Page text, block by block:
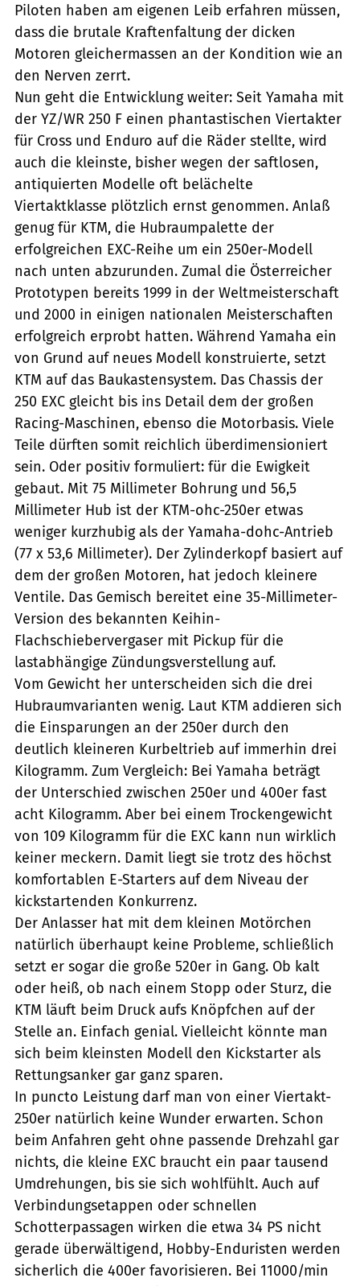
Piloten haben am eigenen Leib erfahren müssen,
dass die brutale Kraftenfaltung der dicken
Motoren gleichermassen an der Kondition wie an
den Nerven zerrt.
Nun geht die Entwicklung weiter: Seit Yamaha mit
der YZ/WR 250 F einen phantastischen Viertakter
für Cross und Enduro auf die Räder stellte, wird
auch die kleinste, bisher wegen der saftlosen,
antiquierten Modelle oft belächelte
Viertaktklasse plötzlich ernst genommen. Anlaß
genug für KTM, die Hubraumpalette der
erfolgreichen EXC-Reihe um ein 250er-Modell
nach unten abzurunden. Zumal die Österreicher
Prototypen bereits 1999 in der Weltmeisterschaft
und 2000 in einigen nationalen Meisterschaften
erfolgreich erprobt hatten. Während Yamaha ein
von Grund auf neues Modell konstruierte, setzt
KTM auf das Baukastensystem. Das Chassis der
250 EXC gleicht bis ins Detail dem der großen
Racing-Maschinen, ebenso die Motorbasis. Viele
Teile dürften somit reichlich überdimensioniert
sein. Oder positiv formuliert: für die Ewigkeit
gebaut. Mit 75 Millimeter Bohrung und 56,5
Millimeter Hub ist der KTM-ohc-250er etwas
weniger kurzhubig als der Yamaha-dohc-Antrieb
(77 x 53,6 Millimeter). Der Zylinderkopf basiert auf
dem der großen Motoren, hat jedoch kleinere
Ventile. Das Gemisch bereitet eine 35-Millimeter-
Version des bekannten Keihin-
Flachschiebervergaser mit Pickup für die
lastabhängige Zündungsverstellung auf.
Vom Gewicht her unterscheiden sich die drei
Hubraumvarianten wenig. Laut KTM addieren sich
die Einsparungen an der 250er durch den
deutlich kleineren Kurbeltrieb auf immerhin drei
Kilogramm. Zum Vergleich: Bei Yamaha beträgt
der Unterschied zwischen 250er und 400er fast
acht Kilogramm. Aber bei einem Trockengewicht
von 109 Kilogramm für die EXC kann nun wirklich
keiner meckern. Damit liegt sie trotz des höchst
komfortablen E-Starters auf dem Niveau der
kickstartenden Konkurrenz.
Der Anlasser hat mit dem kleinen Motörchen
natürlich überhaupt keine Probleme, schließlich
setzt er sogar die große 520er in Gang. Ob kalt
oder heiß, ob nach einem Stopp oder Sturz, die
KTM läuft beim Druck aufs Knöpfchen auf der
Stelle an. Einfach genial. Vielleicht könnte man
sich beim kleinsten Modell den Kickstarter als
Rettungsanker gar ganz sparen.
In puncto Leistung darf man von einer Viertakt-
250er natürlich keine Wunder erwarten. Schon
beim Anfahren geht ohne passende Drehzahl gar
nichts, die kleine EXC braucht ein paar tausend
Umdrehungen, bis sie sich wohlfühlt. Auch auf
Verbindungsetappen oder schnellen
Schotterpassagen wirken die etwa 34 PS nicht
gerade überwältigend, Hobby-Enduristen werden
sicherlich die 400er favorisieren. Bei 11000/min